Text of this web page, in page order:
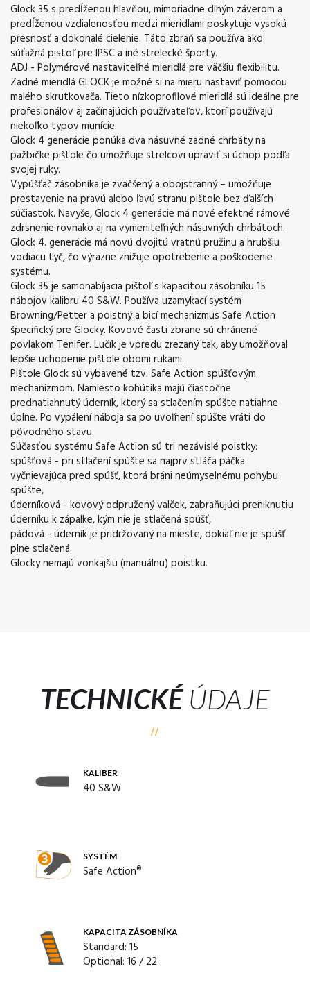
Glock 35 s predĺženou hlavňou, mimoriadne dlhým záverom a
predĺženou vzdialenosťou medzi mieridlami poskytuje vysokú
presnosť a dokonalé cielenie. Táto zbraň sa používa ako
súťažná pistoľ pre IPSC a iné strelecké športy.
ADJ - Polymérové nastaviteľné mieridlá pre väčšiu flexibilitu.
Zadné mieridlá GLOCK je možné si na mieru nastaviť pomocou
malého skrutkovača. Tieto nízkoprofilové mieridlá sú ideálne pre
profesionálov aj začínajúcich používateľov, ktorí používajú
niekoľko typov munície.
Glock 4 generácie ponúka dva násuvné zadné chrbáty na
pažbičke pištole čo umožňuje strelcovi upraviť si úchop podľa
svojej ruky.
Vypúšťač zásobníka je zväčšený a obojstranný – umožňuje
prestavenie na pravú alebo ľavú stranu pištole bez ďalších
súčiastok. Navyše, Glock 4 generácie má nové efektné rámové
zdrsnenie rovnako aj na vymeniteľných násuvných chrbátoch.
Glock 4. generácie má novú dvojitú vratnú pružinu a hrubšiu
vodiacu tyč, čo výrazne znižuje opotrebenie a poškodenie
systému.
Glock 35 je samonabíjacia pištoľ s kapacitou zásobníku 15
nábojov kalibru 40 S&W. Používa uzamykací systém
Browning/Petter a poistný a bicí mechanizmus Safe Action
špecifický pre Glocky. Kovové časti zbrane sú chránené
povlakom Tenifer. Lučík je vpredu zrezaný tak, aby umožňoval
lepšie uchopenie pištole obomi rukami.
Pištole Glock sú vybavené tzv. Safe Action spúšťovým
mechanizmom. Namiesto kohútika majú čiastočne
prednatiahnutý úderník, ktorý sa stlačením spúšte natiahne
úplne. Po vypálení náboja sa po uvoľnení spúšte vráti do
pôvodného stavu.
Súčasťou systému Safe Action sú tri nezávislé poistky:
spúšťová - pri stlačení spúšte sa najprv stláča páčka
vyčnievajúca pred spúšť, ktorá bráni neúmyselnému pohybu
spúšte,
úderníková - kovový odpružený valček, zabraňujúci preniknutiu
úderníku k zápalke, kým nie je stlačená spúšť,
pádová - úderník je pridržovaný na mieste, dokiaľ nie je spúšť
plne stlačená.
Glocky nemajú vonkajšiu (manuálnu) poistku.
TECHNICKÉ ÚDAJE
KALIBER
40 S&W
SYSTÉM
Safe Action®
KAPACITA ZÁSOBNÍKA
Standard: 15
Optional: 16 / 22